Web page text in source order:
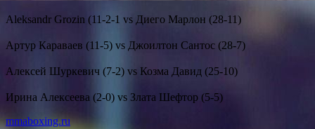
Aleksandr Grozin (11-2-1 vs Диего Марлон (28-11)
Артур Караваев (11-5) vs Джоилтон Сантос (28-7)
Алексей Шуркевич (7-2) vs Козма Давид (25-10)
Ирина Алексеева (2-0) vs Злата Шефтор (5-5)
mmaboxing.ru